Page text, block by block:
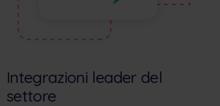
Integrazioni leader del
settore